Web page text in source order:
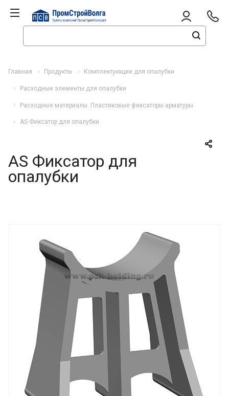
Главная Продукты Комплектующие для опалубки
Расходные элементы для опалубки
Расходные материалы. Пластиковые фиксаторы арматуры
AS Фиксатор для опалубки
AS Фиксатор для
опалубки